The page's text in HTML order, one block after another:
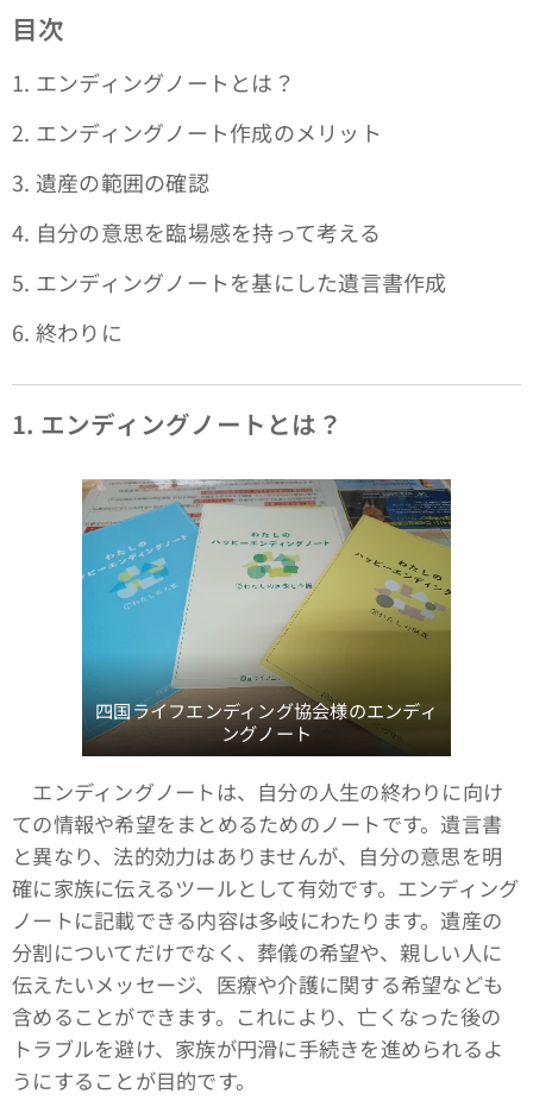
目次
1. エンディングノートとは？
2. エンディングノート作成のメリット
3. 遺産の範囲の確認
4. 自分の意思を臨場感を持って考える
5. エンディングノートを基にした遺言書作成
6. 終わりに
1. エンディングノートとは？
四国ライフエンディング協会様のエンディ
ングノート
エンディングノートは、自分の人生の終わりに向け
ての情報や希望をまとめるためのノートです。遺言書
と異なり、法的効力はありませんが、自分の意思を明
確に家族に伝えるツールとして有効です。エンディング
ノートに記載できる内容は多岐にわたります。遺産の
分割についてだけでなく、葬儀の希望や、親しい人に
伝えたいメッセージ、医療や介護に関する希望なども
含めることができます。これにより、亡くなった後の
トラブルを避け、家族が円滑に手続きを進められるよ
うにすることが目的です。